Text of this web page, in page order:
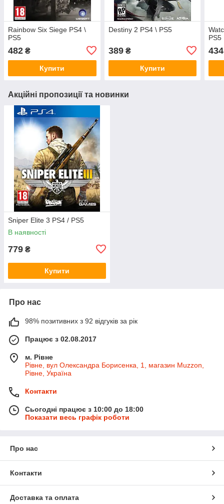
Rainbow Six Siege PS4 \
PS5
482 ₴
Купити
Destiny 2 PS4 \ PS5
389₴
Купити
PS5
434
Акційні пропозиції та новинки
Sniper Elite 3 PS4 / PS5
В наявності
779 ₴
Купити
Про нас
98% позитивних з 92 відгуків за рік
Працює з 02.08.2017
м. Рівне
Рівне, вул Олександра Борисенка, 1, магазин Muzzon,
Рівне, Україна
Контакти
Сьогодні працює з 10:00 до 18:00
Показати весь графік роботи
Про нас
Контакти
Доставка та оплата